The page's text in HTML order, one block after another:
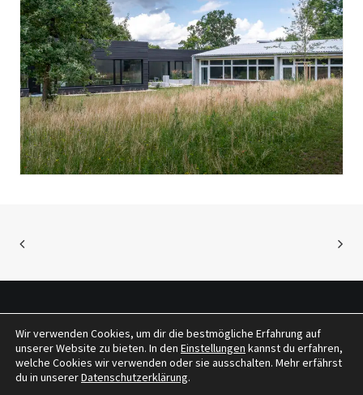
© 2026 tragwerkeplus. All rights reserved
Wir verwenden Cookies, um dir die bestmögliche Erfahrung auf
unserer Website zu bieten. In den Einstellungen kannst du erfahren,
welche Cookies wir verwenden oder sie ausschalten. Mehr erfährst
du in unsererDatenschutzerklärung.